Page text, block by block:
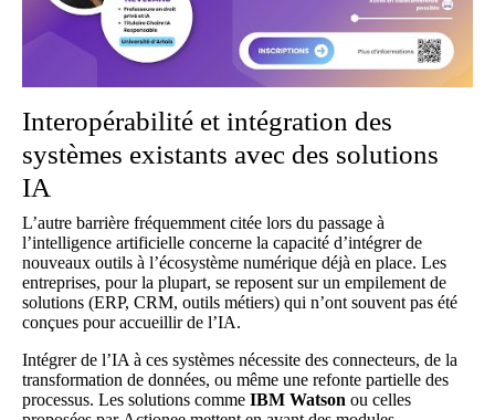
Interopérabilité et intégration des
systèmes existants avec des solutions
IA
L’autre barrière fréquemment citée lors du passage à
l’intelligence artificielle concerne la capacité d’intégrer de
nouveaux outils à l’écosystème numérique déjà en place. Les
entreprises, pour la plupart, se reposent sur un empilement de
solutions (ERP, CRM, outils métiers) qui n’ont souvent pas été
conçues pour accueillir de l’IA.
Intégrer de l’IA à ces systèmes nécessite des connecteurs, de la
transformation de données, ou même une refonte partielle des
processus. Les solutions comme IBM Watson ou celles